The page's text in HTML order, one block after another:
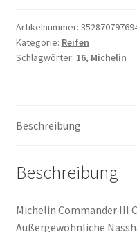
Rf.
150/80
B
(Hinterreifen)
Artikelnummer:
Kategorie: Reifen
Schlagwörter: 16, Michelin
Beschreibung
Beschreibung
Michelin Commander III
Außergewöhnliche